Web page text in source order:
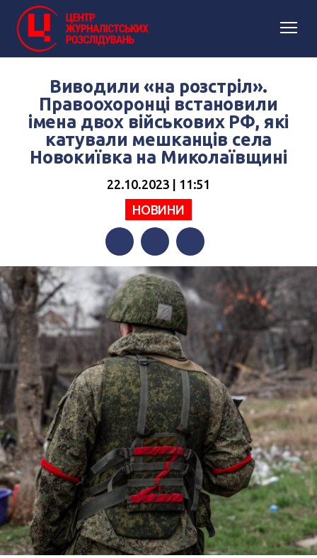
Виводили «на розстріл».
Правоохоронці встановили
імена двох військових РФ, які
катували мешканців села
Новокиївка на Миколаївщині
22.10.2023 | 11:51
НОВИНИ
FacebookTwitterTelegram